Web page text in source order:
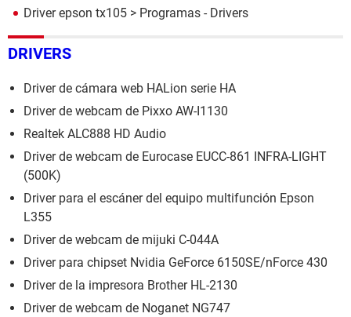
Driver epson tx105 > Programas - Drivers
DRIVERS
Driver de cámara web HALion serie HA
Driver de webcam de Pixxo AW-I1130
Realtek ALC888 HD Audio
Driver de webcam de Eurocase EUCC-861 INFRA-LIGHT
(500K)
Driver para el escáner del equipo multifunción Epson
L355
Driver de webcam de mijuki C-044A
Driver para chipset Nvidia GeForce 6150SE/nForce 430
Driver de la impresora Brother HL-2130
Driver de webcam de Noganet NG747